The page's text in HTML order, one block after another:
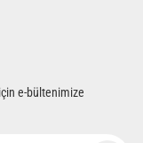
e-bültenimize